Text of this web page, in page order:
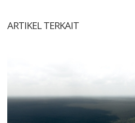
ARTIKEL TERKAIT